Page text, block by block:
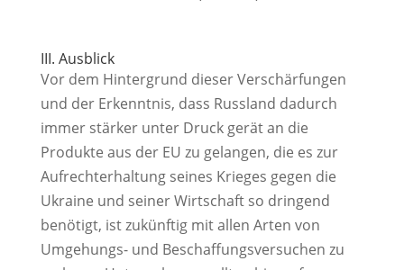
III. Ausblick
Vor dem Hintergrund dieser Verschärfungen
und der Erkenntnis, dass Russland dadurch
immer stärker unter Druck gerät an die
Produkte aus der EU zu gelangen, die es zur
Aufrechterhaltung seines Krieges gegen die
Ukraine und seiner Wirtschaft so dringend
benötigt, ist zukünftig mit allen Arten von
Umgehungs- und Beschaffungsversuchen zu